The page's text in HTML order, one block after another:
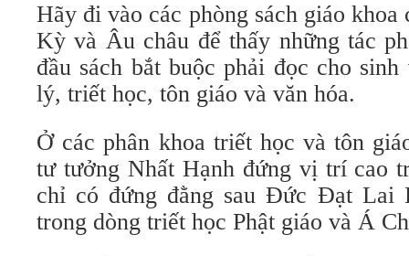
Hãy đi vào các phòng sách giáo khoa
Kỳ và Âu châu để thấy những tác
đầu sách bắt buộc phải đọc cho
lý, triết học, tôn giáo và văn hóa.
Ở các phân khoa triết học và tôn
tư tưởng Nhất Hạnh đứng vị trí cao
chỉ có đứng đằng sau Đức Đạt Lai
trong dòng triết học Phật giáo và Á